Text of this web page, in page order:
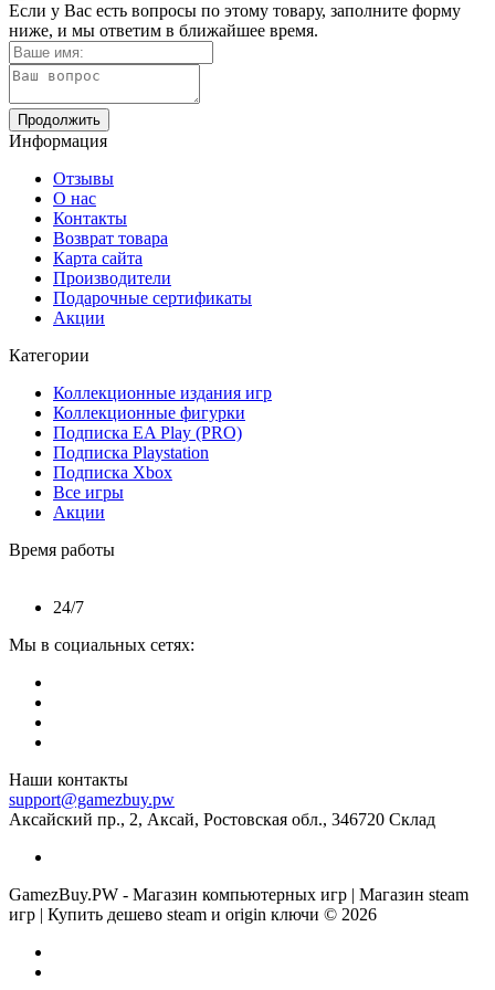
Если у Вас есть вопросы по этому товару, заполните форму
ниже, и мы ответим в ближайшее время.
Продолжить
Информация
Отзывы
О нас
Контакты
Возврат товара
Карта сайта
Производители
Подарочные сертификаты
Акции
Категории
Коллекционные издания игр
Коллекционные фигурки
Подписка EA Play (PRO)
Подписка Playstation
Подписка Xbox
Все игры
Акции
Время работы
24/7
Мы в социальных сетях:
Наши контакты
support@gamezbuy.pw
Аксайский пр., 2, Аксай, Ростовская обл., 346720 Склад
GamezBuy.PW - Магазин компьютерных игр | Магазин steam
игр | Купить дешево steam и origin ключи © 2026